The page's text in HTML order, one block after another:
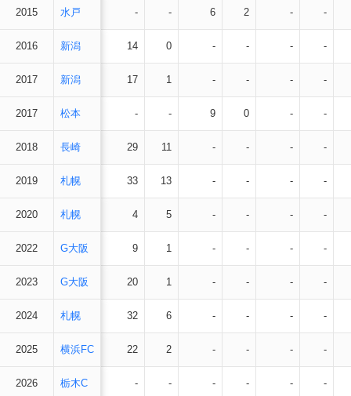
2015 水戸 - - 6 2 - -
2016 新潟 14 0 - - - -
2017 新潟 17 1 - - - -
2017 松本 - - 9 0 - -
2018 長崎 29 11 - - - -
2019 札幌 33 13 - - - -
2020 札幌 4 5 - - - -
2022 G大阪 9 1 - - - -
2023 G大阪 20 1 - - - -
2024 札幌 32 6 - - - -
2025 横浜FC 22 2 - - - -
2026 栃木C - - - - - -